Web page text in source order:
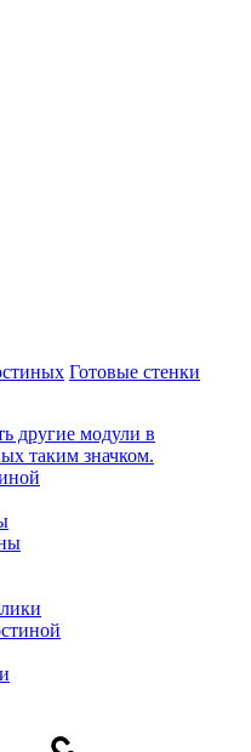
Готовые стенки
другие модули в
таким значком.